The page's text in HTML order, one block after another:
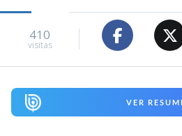
410
visitas
VER